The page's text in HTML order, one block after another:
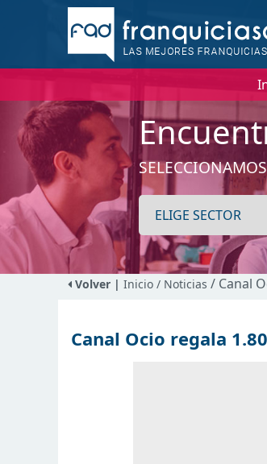
Volver | Inicio / Noticias / Canal
Canal Ocio regala